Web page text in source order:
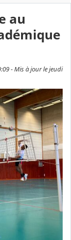
au
- Mis à jour le jeudi